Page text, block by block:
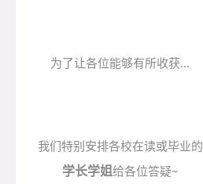
为了让各位能够有所收获...
我们特别安排各校在读或毕业的
学长学姐给各位答疑~